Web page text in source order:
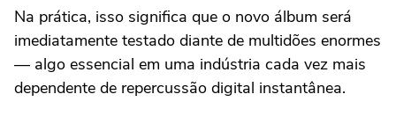
Na prática, isso significa que o novo álbum será
imediatamente testado diante de multidões enormes
— algo essencial em uma indústria cada vez mais
dependente de repercussão digital instantânea.